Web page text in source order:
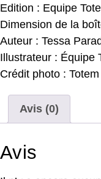
Edition : Equipe
Dimension de la
Auteur : Tessa
Illustrateur : Équipe
Crédit photo : Totem
Avis (0)
Avis